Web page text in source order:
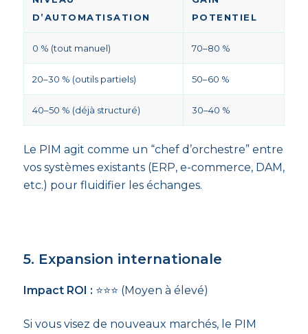
D’AUTOMATISATION
POTENTIEL
0 % (tout manuel) 70–80 %
20–30 % (outils partiels) 50–60 %
40–50 % (déjà structuré) 30–40 %
Le PIM agit comme un “chef d’orchestre” entre
vos systèmes existants (ERP, e-commerce, DAM,
etc.) pour fluidifier les échanges.
5. Expansion internationale
Impact ROI : ⭐⭐⭐ (Moyen à élevé)
Si vous visez de nouveaux marchés, le PIM